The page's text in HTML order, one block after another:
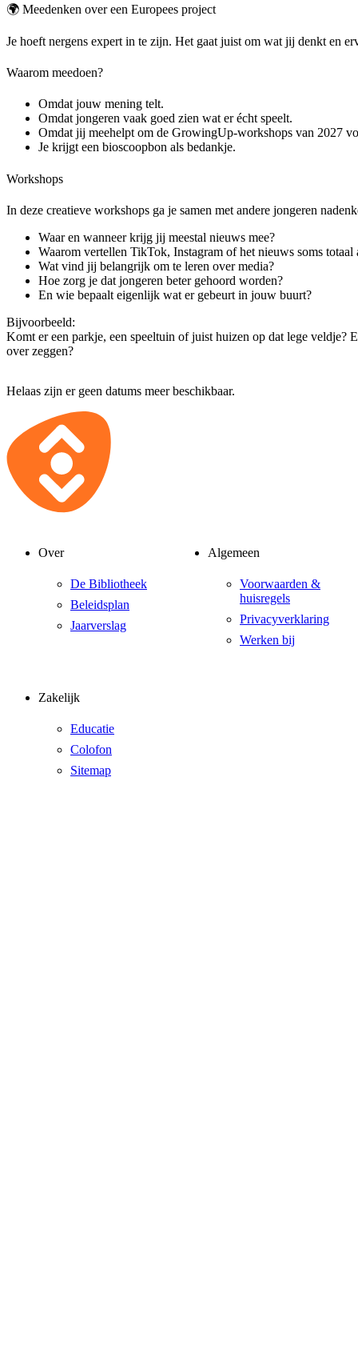
🌍 Meedenken over een Europees project
Je hoeft nergens expert in te zijn. Het gaat juist om wat jij denkt en
Waarom meedoen?
Omdat jouw mening telt.
Omdat jongeren vaak goed zien wat er écht speelt.
Omdat jij meehelpt om de GrowingUp-workshops van 2027
Je krijgt een bioscoopbon als bedankje.
Workshops
In deze creatieve workshops ga je samen met andere jongeren
Waar en wanneer krijg jij meestal nieuws mee?
Waarom vertellen TikTok, Instagram of het nieuws soms totaal
Wat vind jij belangrijk om te leren over media?
Hoe zorg je dat jongeren beter gehoord worden?
En wie bepaalt eigenlijk wat er gebeurt in jouw buurt?
Bijvoorbeeld:
Komt er een parkje, een speeltuin of juist huizen op dat lege veldje?
over zeggen?
Helaas zijn er geen datums meer beschikbaar.
Over
De Bibliotheek
Beleidsplan
Jaarverslag
Algemeen
Voorwaarden &
huisregels
Privacyverklaring
Werken bij
Zakelijk
Educatie
Colofon
Sitemap